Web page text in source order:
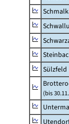
Sülzfeld
(bis